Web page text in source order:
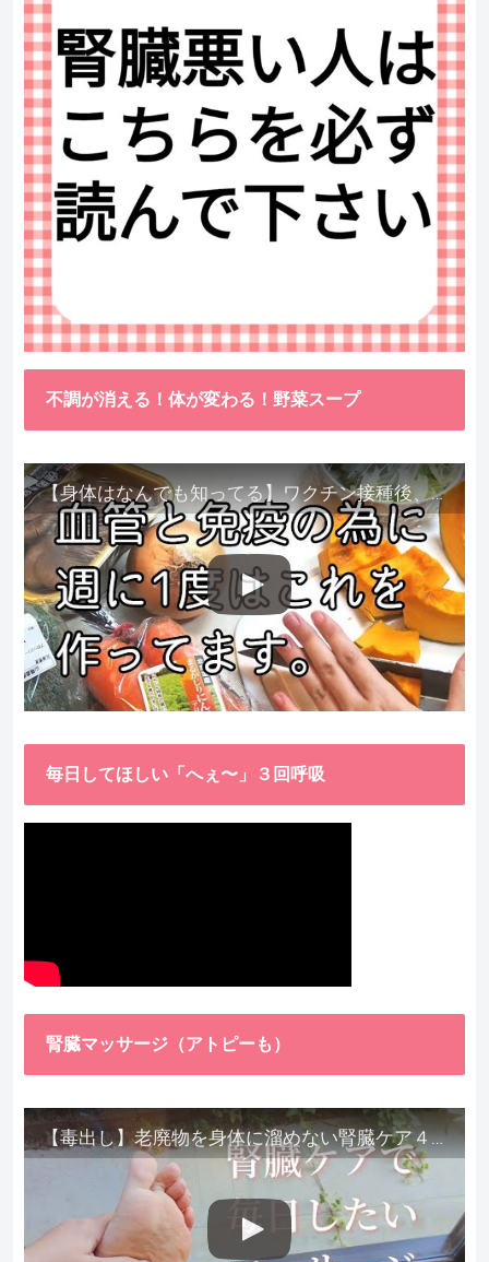
不調が消える！体が変わる！野菜スープ
【身体はなんでも知ってる】ワクチン接種後、異常に食べたくなった野菜が細胞回復に貢献してくれました。
毎日してほしい「へぇ〜」３回呼吸
腎臓マッサージ（アトピーも）
【毒出し】老廃物を身体に溜めない腎臓ケア４種をご紹介します。